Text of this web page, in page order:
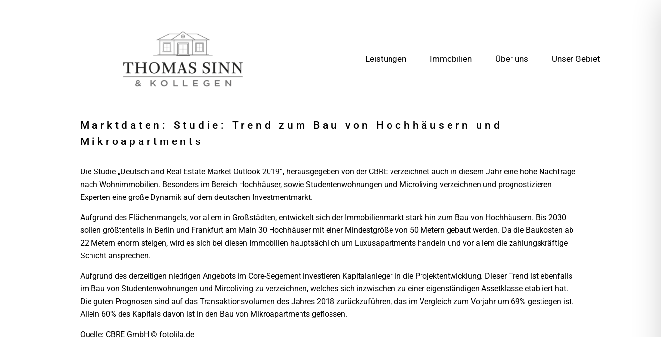
Leistungen Immobilien Über uns Unser Gebiet
Marktdaten: Studie: Trend zum Bau von Hochhäusern und
Mikroapartments
Die Studie „Deutschland Real Estate Market Outlook 2019“, herausgegeben von der CBRE verzeichnet auch in diesem Jahr eine hohe Nachfrage
nach Wohnimmobilien. Besonders im Bereich Hochhäuser, sowie Studentenwohnungen und Microliving verzeichnen und prognostizieren
Experten eine große Dynamik auf dem deutschen Investmentmarkt.
Aufgrund des Flächenmangels, vor allem in Großstädten, entwickelt sich der Immobilienmarkt stark hin zum Bau von Hochhäusern. Bis 2030
sollen größtenteils in Berlin und Frankfurt am Main 30 Hochhäuser mit einer Mindestgröße von 50 Metern gebaut werden. Da die Baukosten ab
22 Metern enorm steigen, wird es sich bei diesen Immobilien hauptsächlich um Luxusapartments handeln und vor allem die zahlungskräftige
Schicht ansprechen.
Aufgrund des derzeitigen niedrigen Angebots im Core-Segement investieren Kapitalanleger in die Projektentwicklung. Dieser Trend ist ebenfalls
im Bau von Studentenwohnungen und Mircoliving zu verzeichnen, welches sich inzwischen zu einer eigenständigen Assetklasse etabliert hat.
Die guten Prognosen sind auf das Transaktionsvolumen des Jahres 2018 zurückzuführen, das im Vergleich zum Vorjahr um 69% gestiegen ist.
Allein 60% des Kapitals davon ist in den Bau von Mikroapartments geflossen.
Quelle: CBRE GmbH © fotolila.de